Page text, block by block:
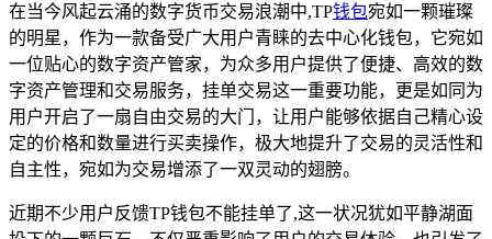
在当今风起云涌的数字货币交易浪潮中,TP钱包宛如一颗璀璨
的明星，作为一款备受广大用户青睐的去中心化钱包，它宛如
一位贴心的数字资产管家，为众多用户提供了便捷、高效的数
字资产管理和交易服务，挂单交易这一重要功能，更是如同为
用户开启了一扇自由交易的大门，让用户能够依据自己精心设
定的价格和数量进行买卖操作，极大地提升了交易的灵活性和
自主性，宛如为交易增添了一双灵动的翅膀。
近期不少用户反馈TP钱包不能挂单了,这一状况犹如平静湖面